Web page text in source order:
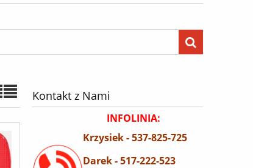
Kontakt z Nami
INFOLINIA:
Krzysiek - 537-825-725
Darek - 517-222-523